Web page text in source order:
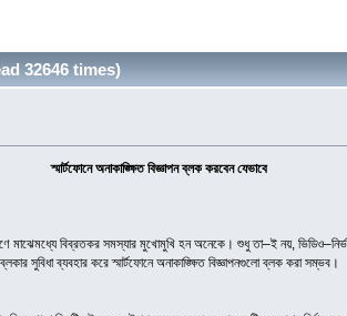
32646 times)
স্মার্টফোনে অনাকাঙ্ক্ষিত বিজ্ঞাপন ব্লক করবেন যেভাবে
মাঝেমধ্যে বিব্রতকর সমস্যার মুখোমুখি হন অনেকে। শুধু তা–ই নয়,
সুবিধা ব্যবহার করে স্মার্টফোনে অনাকাঙ্ক্ষিত বিজ্ঞাপনগুলো ব্লক করা সম্ভব।